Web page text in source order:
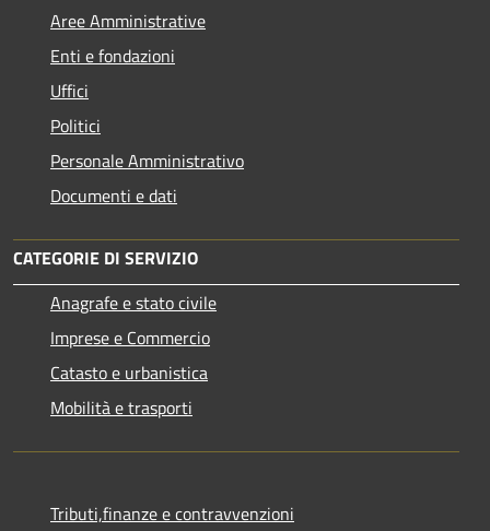
Aree Amministrative
Enti e fondazioni
Uffici
Politici
Personale Amministrativo
Documenti e dati
CATEGORIE DI SERVIZIO
Anagrafe e stato civile
Imprese e Commercio
Catasto e urbanistica
Mobilità e trasporti
Tributi,finanze e contravvenzioni